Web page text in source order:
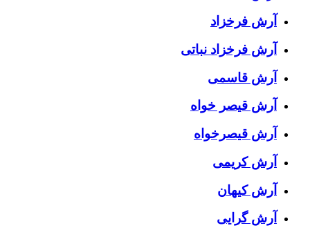
آرش فرخزاد
آرش فرخزاد نباتی
آرش قاسمی
آرش قیصر خواه
آرش قیصرخواه
آرش کریمی
آرش کیهان
آرش گرایی